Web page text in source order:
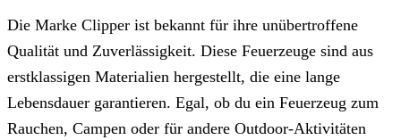
Die Marke Clipper ist bekannt für ihre unübertroffene
Qualität und Zuverlässigkeit. Diese Feuerzeuge sind aus
erstklassigen Materialien hergestellt, die eine lange
Lebensdauer garantieren. Egal, ob du ein Feuerzeug zum
Rauchen, Campen oder für andere Outdoor-Aktivitäten